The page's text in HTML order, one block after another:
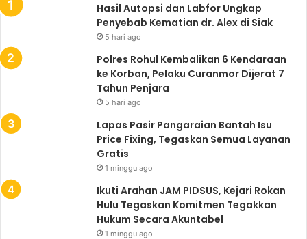
Hasil Autopsi dan Labfor Ungkap
Penyebab Kematian dr. Alex di Siak
5 hari ago
Polres Rohul Kembalikan 6 Kendaraan
ke Korban, Pelaku Curanmor Dijerat 7
Tahun Penjara
5 hari ago
Lapas Pasir Pangaraian Bantah Isu
Price Fixing, Tegaskan Semua Layanan
Gratis
1 minggu ago
Ikuti Arahan JAM PIDSUS, Kejari Rokan
Hulu Tegaskan Komitmen Tegakkan
Hukum Secara Akuntabel
1 minggu ago